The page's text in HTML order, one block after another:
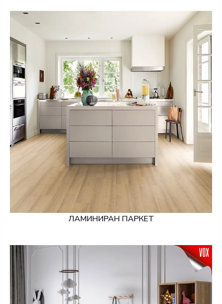
ЛАМИНИРАН ПАРКЕТ